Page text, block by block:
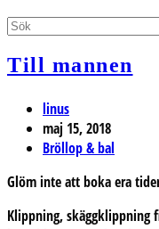
Till mannen
Inläggsförfattare:
linus
Inlägget
publicerat:
maj 15, 2018
Inläggskategori:
Bröllop & bal
Glöm inte att boka era
Klippning,